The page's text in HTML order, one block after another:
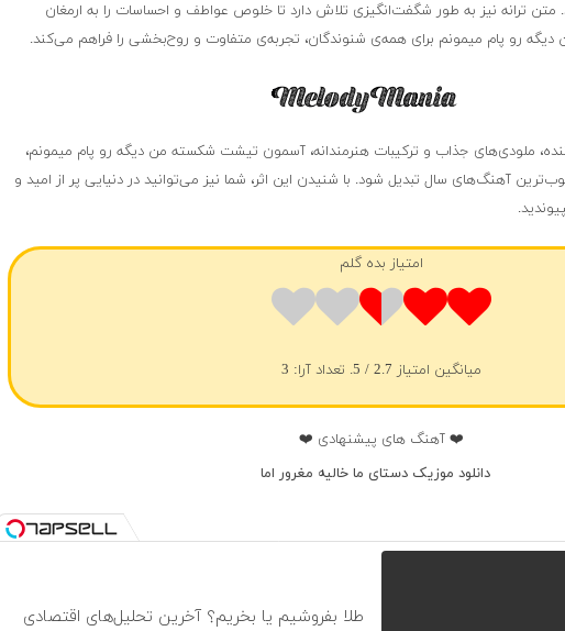
متن ترانه نیز به طور شگفت‌انگیزی تلاش دارد تا خلوص عواطف و احساسات را به ارمغان
رو پام میمونم برای همه‌ی شنوندگان، تجربه‌ی متفاوت و روح‌بخشی را فراهم می‌کند.
ملودی‌های جذاب و ترکیبات هنرمندانه، آسمون تیشت شکسته من دیگه رو پام میمونم،
آهنگ‌های سال تبدیل شود. با شنیدن این اثر، شما نیز می‌توانید در دنیایی پر از امید و
امتیاز بده گلم
میانگین امتیاز 2.7/ 5. تعداد آرا: 3
❤️ آهنگ های پیشنهادی ❤️
دانلود موزیک دستای ما خالیه مغرور اما
طلا بفروشیم یا بخریم؟ آخرین تحلیل‌های اقتصادی